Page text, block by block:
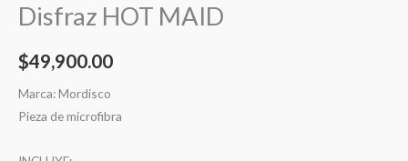
Disfraz HOT MAID
$49,900.00
Marca: Mordisco
Pieza de microfibra